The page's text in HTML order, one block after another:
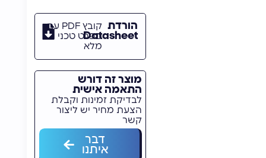
הורדת
Datasheet
קובץ PDF עם
מפרט טכני
מלא
מוצר זה דורש
התאמה אישית
לבדיקת זמינות וקבלת
הצעת מחיר יש ליצור
קשר
דבר
איתנו